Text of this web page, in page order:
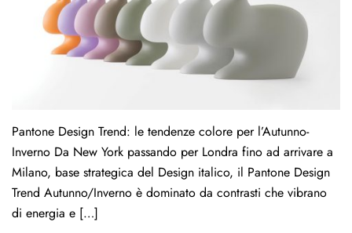
Pantone Design Trend: le tendenze colore per l’Autunno-
Inverno Da New York passando per Londra fino ad arrivare a
Milano, base strategica del Design italico, il Pantone Design
Trend Autunno/Inverno è dominato da contrasti che vibrano
di energia e […]